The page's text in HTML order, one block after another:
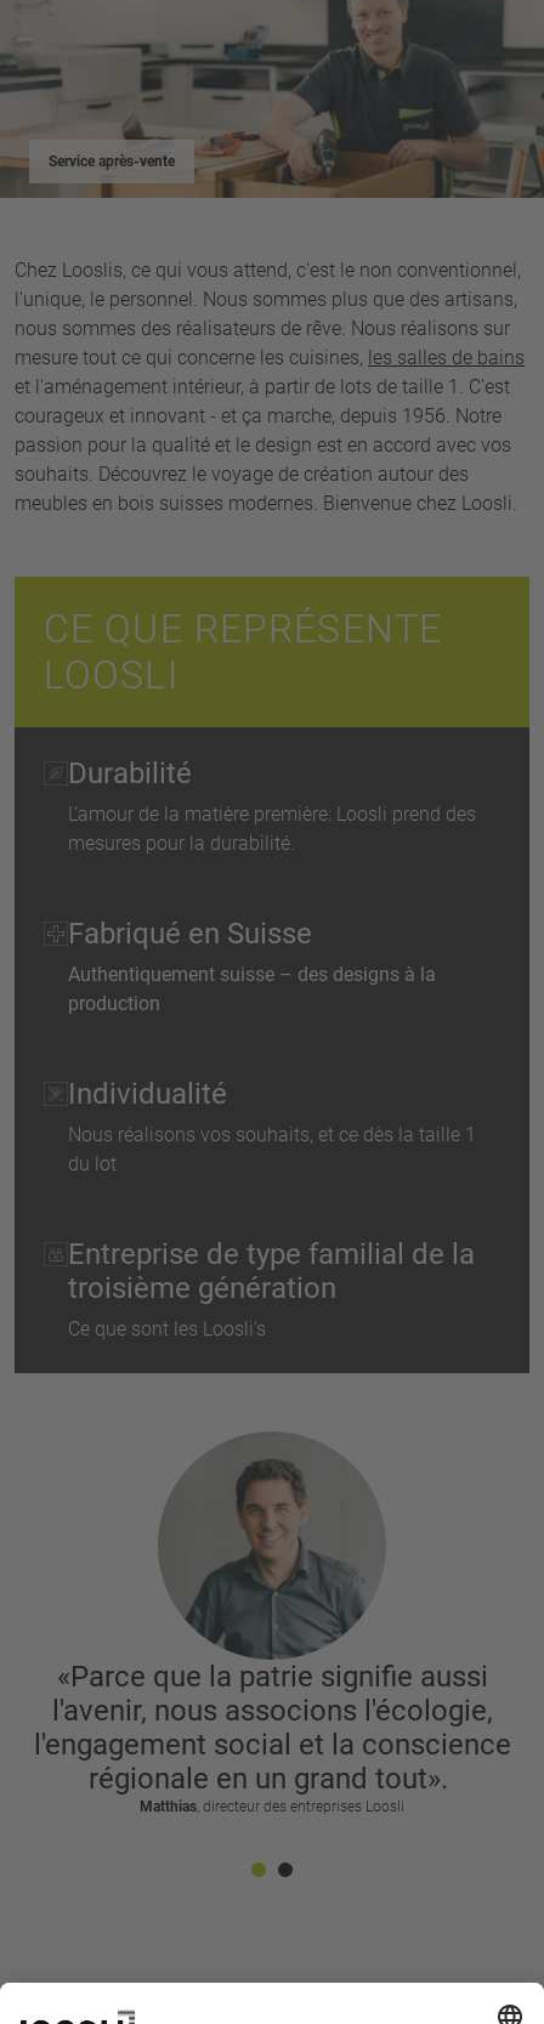
Service après-vente
Chez Looslis, ce qui vous attend, c'est le non conventionnel,
l'unique, le personnel. Nous sommes plus que des artisans,
nous sommes des réalisateurs de rêve. Nous réalisons sur
mesure tout ce qui concerne les cuisines, les salles de bains
et l'aménagement intérieur, à partir de lots de taille 1. C'est
courageux et innovant - et ça marche, depuis 1956. Notre
passion pour la qualité et le design est en accord avec vos
souhaits. Découvrez le voyage de création autour des
meubles en bois suisses modernes. Bienvenue chez Loosli.
CE QUE REPRÉSENTE
LOOSLI
Durabilité
L’amour de la matière première: Loosli prend des
mesures pour la durabilité.
Fabriqué en Suisse
Authentiquement suisse – des designs à la
production
Individualité
Nous réalisons vos souhaits, et ce dès la taille 1
du lot
Entreprise de type familial de la
troisième génération
Ce que sont les Loosli's
«Parce que la patrie signifie aussi
l'avenir, nous associons l'écologie,
l'engagement social et la conscience
régionale en un grand tout».
Matthias, directeur des entreprises Loosli